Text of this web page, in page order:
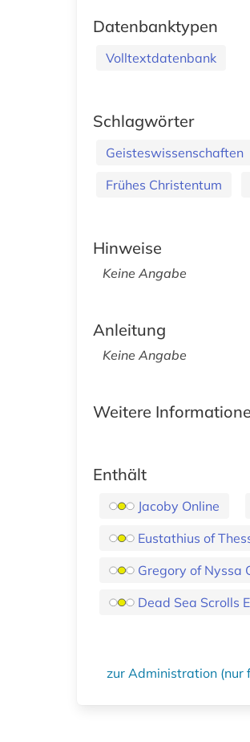
Datenbanktypen
Volltextdatenbank
Schlagwörter
Geisteswissenschaften
Frühes Christentum
Hinweise
Keine Angabe
Anleitung
Keine Angabe
Weitere
Enthält
Jacoby Online
Eustathius of
Gregory of Nyssa
Dead Sea Scrolls
zur Administration (nur